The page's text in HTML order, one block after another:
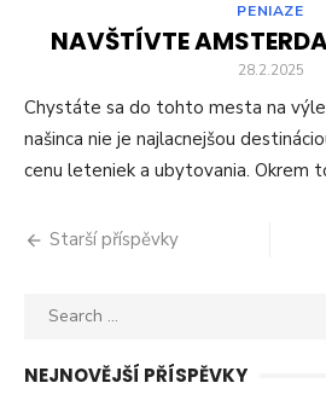
PENIAZE
NAVŠTÍVTE
28.2.2025
Chystáte sa do tohto mesta na
našinca nie je najlacnejšou
cenu leteniek a ubytovania. Okrem
Navigace
příspěvky
Starší příspěvky
Search
NEJNOVĚJŠÍ PŘÍSPĚVKY